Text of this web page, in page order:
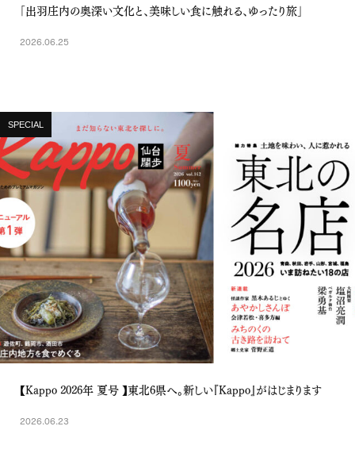
「出羽庄内の奥深い文化と、美味しい食に触れる、ゆったり旅」
2026.06.25
SPECIAL
【Kappo 2026年 夏号 】東北6県へ。新しい『Kappo』がはじまります
2026.06.23